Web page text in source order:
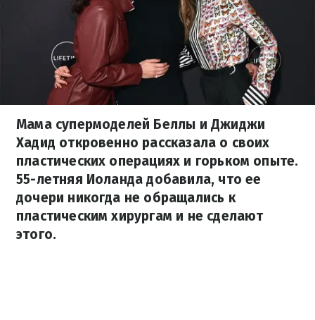
Мама супермоделей Беллы и Джиджи
Хадид откровенно рассказала о своих
пластических операциях и горьком опыте.
55-летняя Иоланда добавила, что ее
дочери никогда не обращались к
пластическим хирургам и не сделают
этого.